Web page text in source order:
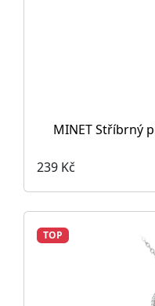
MINET Stříbrný
239 Kč
TOP